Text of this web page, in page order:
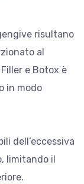
risultano
al
e Botox è
in modo
dell’eccessiva
limitando il